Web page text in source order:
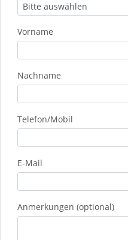
Vorname
Nachname
Telefon/Mobil
E-Mail
Anmerkungen (optional)